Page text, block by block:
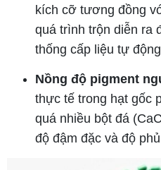
kích cỡ tương đồng
quá trình trộn diễn ra
thống cấp liệu tự
Nồng độ pigment
thực tế trong hạt gốc
quá nhiều bột đá
độ đậm đặc và độ